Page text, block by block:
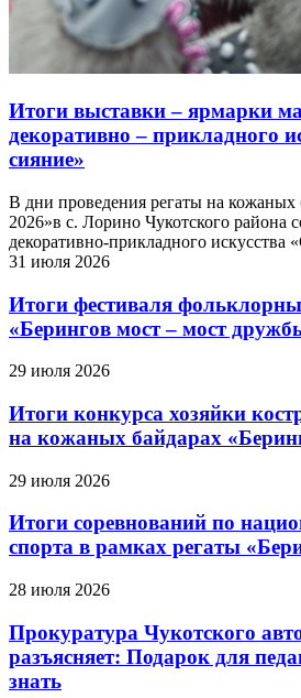
Итоги выставки – ярмарки
декоративно – прикладного
сияние»
В дни проведения регаты на кожаных
2026»в с. Лорино Чукотского района
декоративно-прикладного искусства
31 июля 2026
Итоги фестиваля
«Берингов мост – мост
29 июля 2026
Итоги конкурса хозяйки
на кожаных байдарах
29 июля 2026
Итоги соревнований по
спорта в рамках регаты
28 июля 2026
Прокуратура Чукотского
разъясняет: Подарок для
знать